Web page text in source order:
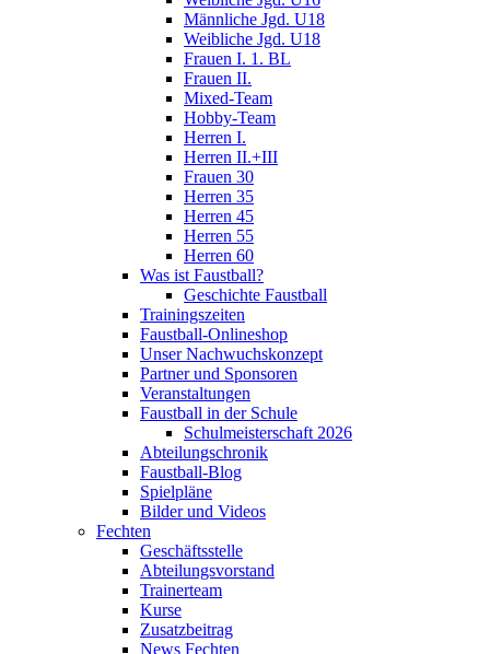
Männliche Jgd. U18
Weibliche Jgd. U18
Frauen I. 1. BL
Frauen II.
Mixed-Team
Hobby-Team
Herren I.
Herren II.+III
Frauen 30
Herren 35
Herren 45
Herren 55
Herren 60
Was ist Faustball?
Geschichte Faustball
Trainingszeiten
Faustball-Onlineshop
Unser Nachwuchskonzept
Partner und Sponsoren
Veranstaltungen
Faustball in der Schule
Schulmeisterschaft 2026
Abteilungschronik
Faustball-Blog
Spielpläne
Bilder und Videos
Fechten
Geschäftsstelle
Abteilungsvorstand
Trainerteam
Kurse
Zusatzbeitrag
News Fechten